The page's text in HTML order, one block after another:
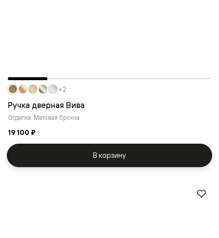
Ручка дверная Вива
Отделка: Матовая бронза
19 100 ₽
+2
В корзину